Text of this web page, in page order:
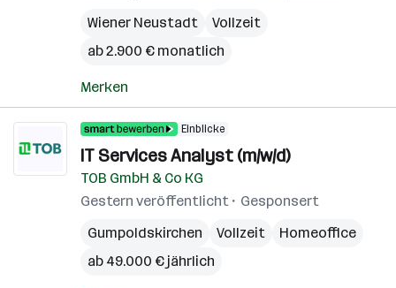
Wiener Neustadt
Vollzeit
ab 2.900 € monatlich
Merken
Einblicke
IT Services Analyst (m/w/d)
TOB GmbH & Co KG
Gestern veröffentlicht
Gesponsert
Gumpoldskirchen
Vollzeit
Homeoffice
ab 49.000 € jährlich